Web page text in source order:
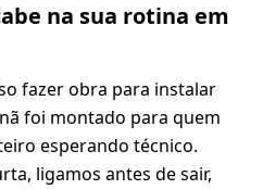
na sua rotina em
fazer obra para instalar
foi montado para quem
esperando técnico.
ligamos antes de sair,